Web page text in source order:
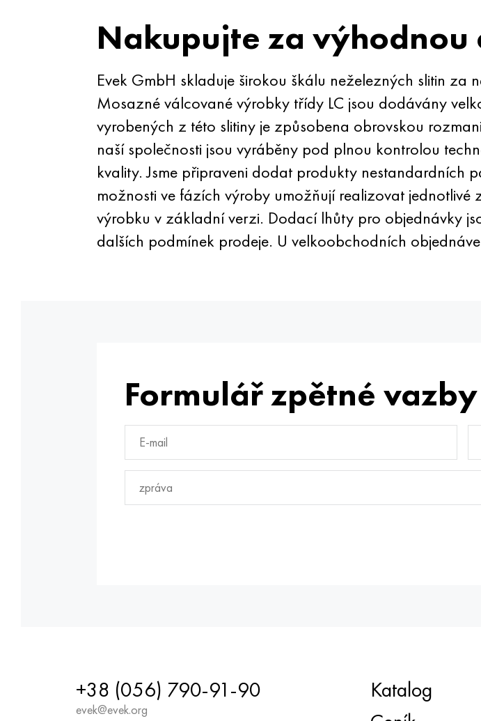
Nakupujte za výhodnou
Evek GmbH skladuje širokou škálu neželezných slitin
Mosazné válcované výrobky třídy LC jsou dodávány
vyrobených z této slitiny je způsobena obrovskou
naší společnosti jsou vyráběny pod plnou kontrolou
kvality. Jsme připraveni dodat produkty nestandardních
možnosti ve fázích výroby umožňují realizovat
výrobku v základní verzi. Dodací lhůty pro objednávky
dalších podmínek prodeje. U velkoobchodních
Formulář zpětné vazby
+38 (056) 790-91-90
evek@evek.org
Katalog